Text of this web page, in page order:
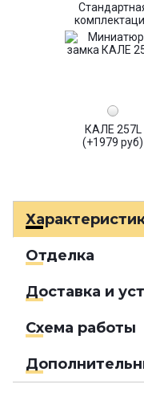
КАЛЕ 257L
(+1979 руб)
Отделка
Доставка и
Схема работы